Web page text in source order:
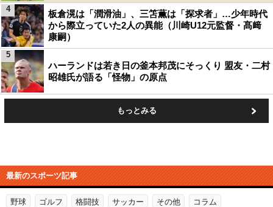
板倉滉は「潤滑油」、三笘薫は「探求者」…少年時代
から際立っていた2人の異能（川崎U12元監督・髙﨑
康嗣）
4
ハーランドは若き日の釜本邦茂にそっくり 盟友・二村
昭雄氏が語る「怪物」の原点
5
もっとみる
最新のスポーツ記事
野球 ゴルフ 格闘技 サッカー その他 コラム